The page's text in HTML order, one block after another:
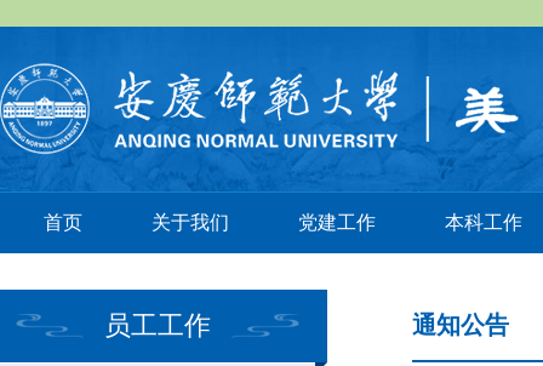
首页 关于我们 党建工作 本科工作
员工工作 通知公告